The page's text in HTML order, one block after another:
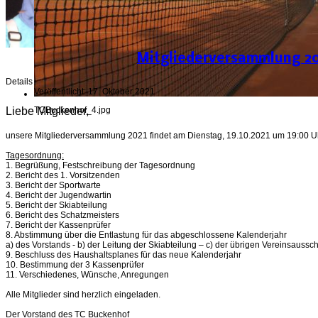
TCBuckenhof_4.jpg
Mitgliederversammlung
Details
Veröffentlicht: 17. Oktober 2021
Liebe Mitglieder,
unsere Mitgliederversammlung 2021 findet am Dienstag, 19.10.2021 um 19:00
Tagesordnung:
1. Begrüßung, Festschreibung der Tagesordnung
2. Bericht des 1. Vorsitzenden
3. Bericht der Sportwarte
4. Bericht der Jugendwartin
5. Bericht der Skiabteilung
6. Bericht des Schatzmeisters
7. Bericht der Kassenprüfer
8. Abstimmung über die Entlastung für das abgeschlossene Kalenderjahr
a) des Vorstands - b) der Leitung der Skiabteilung – c) der übrigen
9. Beschluss des Haushaltsplanes für das neue Kalenderjahr
10. Bestimmung der 3 Kassenprüfer
11. Verschiedenes, Wünsche, Anregungen
Alle Mitglieder sind herzlich eingeladen.
Der Vorstand des TC Buckenhof